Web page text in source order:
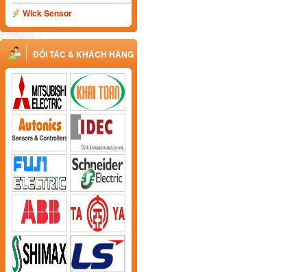
Wick Sensor
ĐỐI TÁC & KHÁCH HÀNG